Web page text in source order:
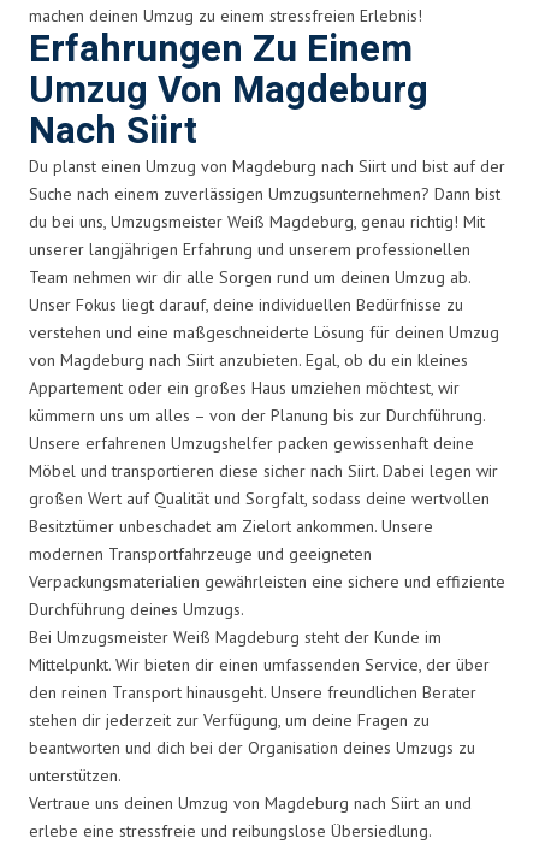
machen deinen Umzug zu einem stressfreien Erlebnis!
Erfahrungen Zu Einem
Umzug Von Magdeburg
Nach Siirt
Du planst einen Umzug von Magdeburg nach Siirt und bist auf der
Suche nach einem zuverlässigen Umzugsunternehmen? Dann bist
du bei uns, Umzugsmeister Weiß Magdeburg, genau richtig! Mit
unserer langjährigen Erfahrung und unserem professionellen
Team nehmen wir dir alle Sorgen rund um deinen Umzug ab.
Unser Fokus liegt darauf, deine individuellen Bedürfnisse zu
verstehen und eine maßgeschneiderte Lösung für deinen Umzug
von Magdeburg nach Siirt anzubieten. Egal, ob du ein kleines
Appartement oder ein großes Haus umziehen möchtest, wir
kümmern uns um alles – von der Planung bis zur Durchführung.
Unsere erfahrenen Umzugshelfer packen gewissenhaft deine
Möbel und transportieren diese sicher nach Siirt. Dabei legen wir
großen Wert auf Qualität und Sorgfalt, sodass deine wertvollen
Besitztümer unbeschadet am Zielort ankommen. Unsere
modernen Transportfahrzeuge und geeigneten
Verpackungsmaterialien gewährleisten eine sichere und effiziente
Durchführung deines Umzugs.
Bei Umzugsmeister Weiß Magdeburg steht der Kunde im
Mittelpunkt. Wir bieten dir einen umfassenden Service, der über
den reinen Transport hinausgeht. Unsere freundlichen Berater
stehen dir jederzeit zur Verfügung, um deine Fragen zu
beantworten und dich bei der Organisation deines Umzugs zu
unterstützen.
Vertraue uns deinen Umzug von Magdeburg nach Siirt an und
erlebe eine stressfreie und reibungslose Übersiedlung.